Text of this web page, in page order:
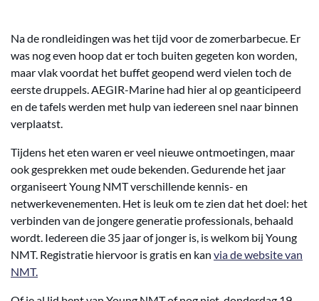
Na de rondleidingen was het tijd voor de zomerbarbecue. Er
was nog even hoop dat er toch buiten gegeten kon worden,
maar vlak voordat het buffet geopend werd vielen toch de
eerste druppels. AEGIR-Marine had hier al op geanticipeerd
en de tafels werden met hulp van iedereen snel naar binnen
verplaatst.
Tijdens het eten waren er veel nieuwe ontmoetingen, maar
ook gesprekken met oude bekenden. Gedurende het jaar
organiseert Young NMT verschillende kennis- en
netwerkevenementen. Het is leuk om te zien dat het doel: het
verbinden van de jongere generatie professionals, behaald
wordt. Iedereen die 35 jaar of jonger is, is welkom bij Young
NMT. Registratie hiervoor is gratis en kan via de website van
NMT.